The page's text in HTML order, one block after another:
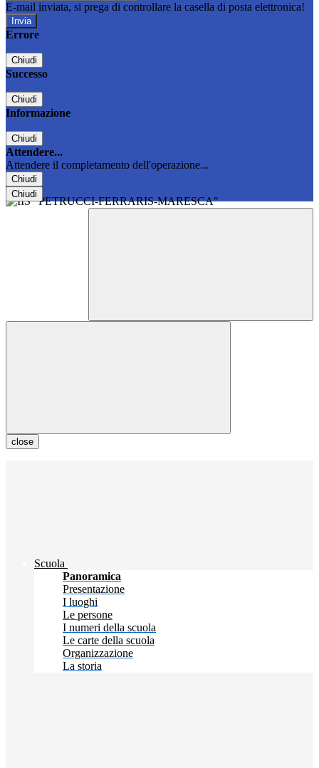
E-mail inviata, si prega di controllare la casella di posta elettronica!
Errore
Chiudi
Successo
Chiudi
Informazione
Chiudi
Attendere...
Attendere il completamento dell'operazione...
Chiudi
Chiudi
close
Scuola
Panoramica
Presentazione
I luoghi
Le persone
I numeri della scuola
Le carte della scuola
Organizzazione
La storia